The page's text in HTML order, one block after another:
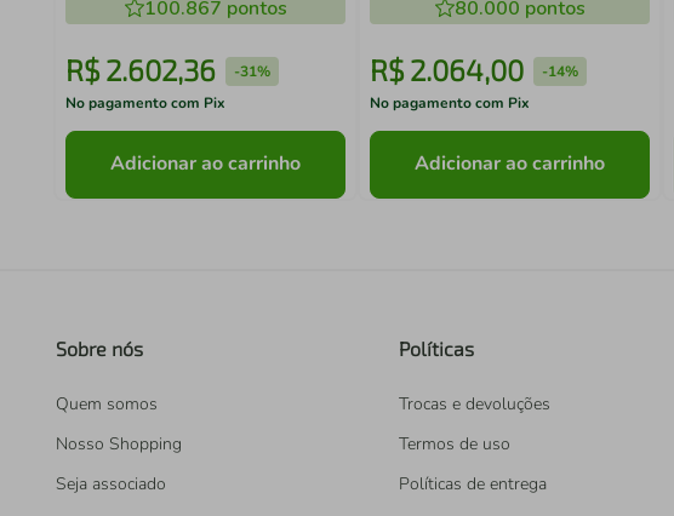
100.867 pontos
R$ 2.602,36 -31%
No pagamento com Pix
Adicionar ao carrinho
80.000 pontos
R$ 2.064,00 -14%
No pagamento com Pix
Adicionar ao carrinho
Sobre nós
Quem somos
Nosso Shopping
Seja associado
Políticas
Trocas e devoluções
Termos de uso
Políticas de entrega